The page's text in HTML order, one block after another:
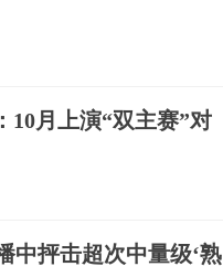
10月上演“双主赛”对
中抨击超次中量级‘熟